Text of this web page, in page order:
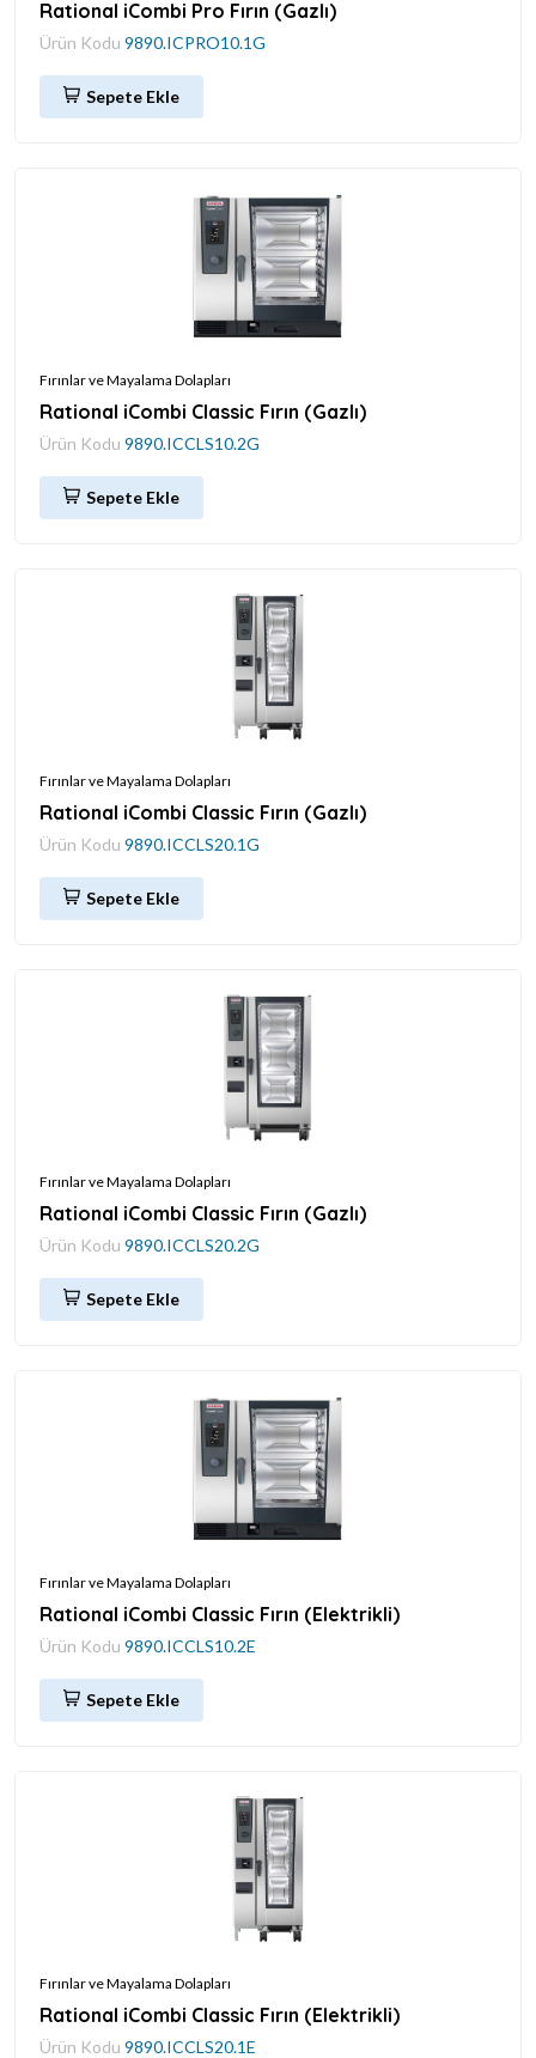
Rational iCombi Pro Fırın (Gazlı)
Ürün Kodu 9890.ICPRO10.1G
Sepete Ekle
Fırınlar ve Mayalama Dolapları
Rational iCombi Classic Fırın (Gazlı)
Ürün Kodu 9890.ICCLS10.2G
Sepete Ekle
Fırınlar ve Mayalama Dolapları
Rational iCombi Classic Fırın (Gazlı)
Ürün Kodu 9890.ICCLS20.1G
Sepete Ekle
Fırınlar ve Mayalama Dolapları
Rational iCombi Classic Fırın (Gazlı)
Ürün Kodu 9890.ICCLS20.2G
Sepete Ekle
Fırınlar ve Mayalama Dolapları
Rational iCombi Classic Fırın (Elektrikli)
Ürün Kodu 9890.ICCLS10.2E
Sepete Ekle
Fırınlar ve Mayalama Dolapları
Rational iCombi Classic Fırın (Elektrikli)
Ürün Kodu 9890.ICCLS20.1E